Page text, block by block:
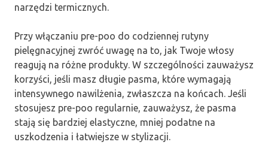
narzędzi termicznych.
Przy włączaniu pre-poo do codziennej rutyny
pielęgnacyjnej zwróć uwagę na to, jak Twoje włosy
reagują na różne produkty. W szczególności zauważysz
korzyści, jeśli masz długie pasma, które wymagają
intensywnego nawilżenia, zwłaszcza na końcach. Jeśli
stosujesz pre-poo regularnie, zauważysz, że pasma
stają się bardziej elastyczne, mniej podatne na
uszkodzenia i łatwiejsze w stylizacji.